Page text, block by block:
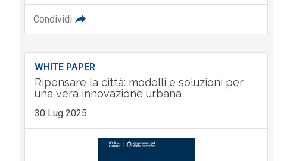
Condividi
WHITE PAPER
Ripensare la città: modelli e soluzioni per
una vera innovazione urbana
30 Lug 2025